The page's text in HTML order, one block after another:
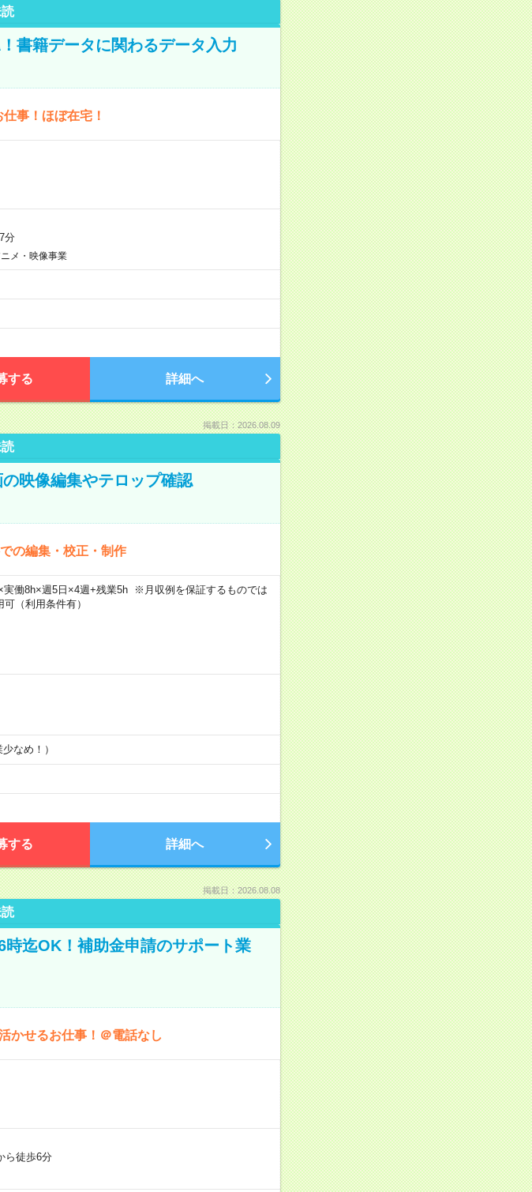
書籍データに関わるデータ入力
事！ほぼ在宅！
分
メ・映像事業
する 詳細へ
掲載日：2026.08.09
映像編集やテロップ確認
の編集・校正・制作
働8h×週5日×4週+残業5h ※月収例を保証するものでは
（利用条件有）
なめ！）
する 詳細へ
掲載日：2026.08.08
迄OK！補助金申請のサポート業
かせるお仕事！＠電話なし
ら徒歩6分